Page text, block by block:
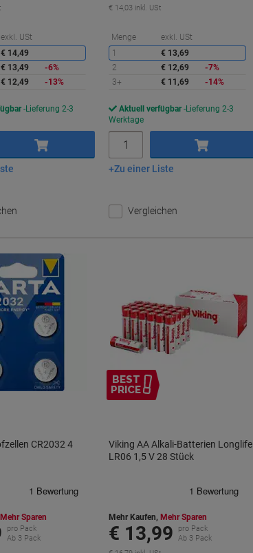
exkl. USt
sparen
€ 14,49
€ 13,49
-6%
€ 12,49 -13%
Lieferung 2-3
In den Warenkorb
€ 14,03 inkl. USt
Menge exkl. USt
1
€ 13,69
2
€ 12,69
-7%
3+
€ 11,69 -14%
Aktuell verfügbar Lieferung 2-3
Werktage
In den Warenkorb
Zu einer Liste
Vergleichen
CR2032 4
Mehr Sparen
pro Pack
Ab 3 Pack
BEST
PRICE
Viking AA Alkali-Batterien Longlife
LR06 1,5 V 28 Stück
Mehr Kaufen, Mehr Sparen
€ 13,99
pro Pack
Ab 3 Pack